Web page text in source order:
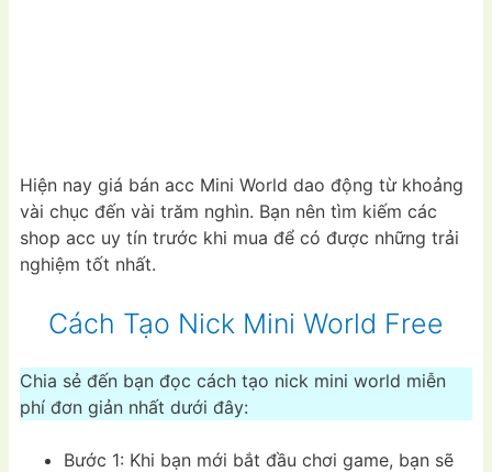
Hiện nay giá bán acc Mini World dao động từ khoảng
vài chục đến vài trăm nghìn. Bạn nên tìm kiếm các
shop acc uy tín trước khi mua để có được những trải
nghiệm tốt nhất.
Cách Tạo Nick Mini World Free
Chia sẻ đến bạn đọc cách tạo nick mini world miễn
phí đơn giản nhất dưới đây:
Bước 1: Khi bạn mới bắt đầu chơi game, bạn sẽ